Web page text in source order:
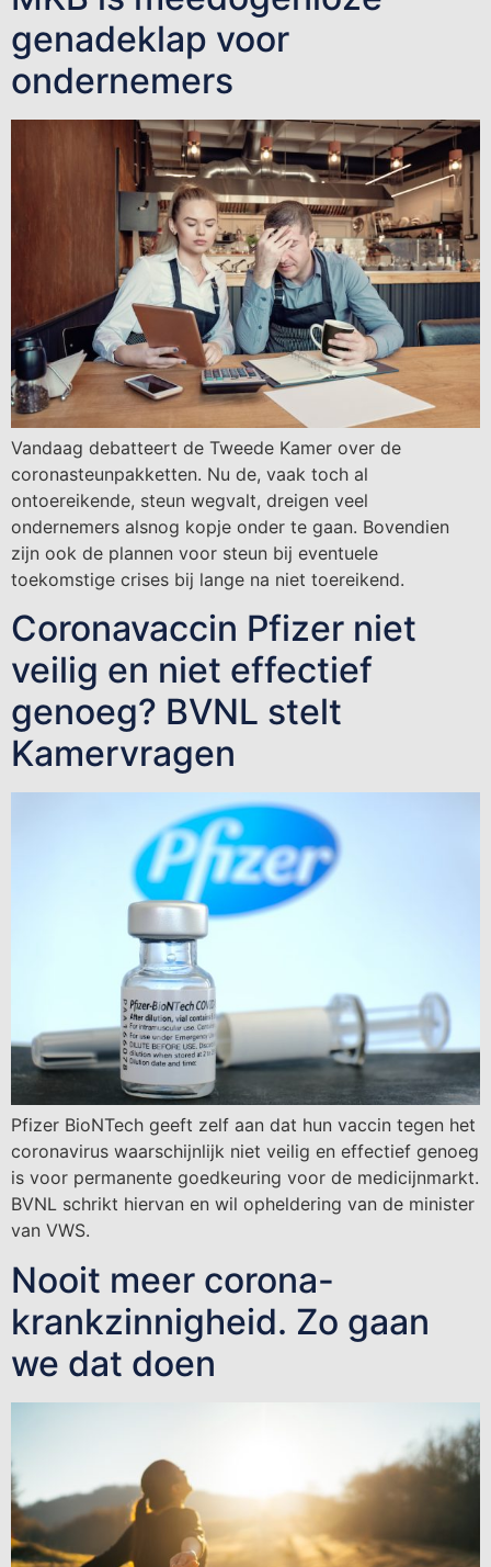
genadeklap voor
ondernemers
Vandaag debatteert de Tweede Kamer over de
coronasteunpakketten. Nu de, vaak toch al
ontoereikende, steun wegvalt, dreigen veel
ondernemers alsnog kopje onder te gaan. Bovendien
zijn ook de plannen voor steun bij eventuele
toekomstige crises bij lange na niet toereikend.
Coronavaccin Pfizer niet
veilig en niet effectief
genoeg? BVNL stelt
Kamervragen
Pfizer BioNTech geeft zelf aan dat hun vaccin tegen het
coronavirus waarschijnlijk niet veilig en effectief genoeg
is voor permanente goedkeuring voor de medicijnmarkt.
BVNL schrikt hiervan en wil opheldering van de minister
van VWS.
Nooit meer corona-
krankzinnigheid. Zo gaan
we dat doen